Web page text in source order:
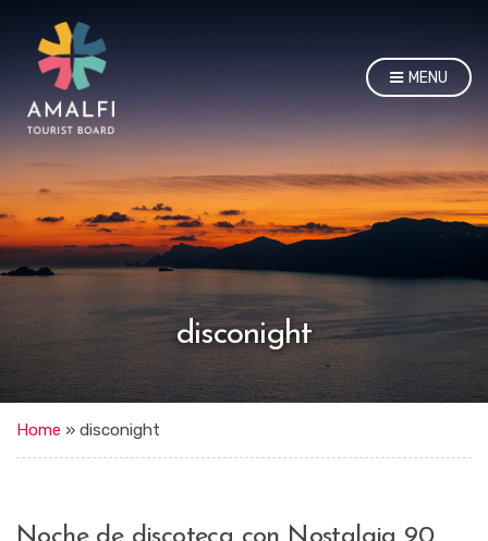
MENU
disconight
Home » disconight